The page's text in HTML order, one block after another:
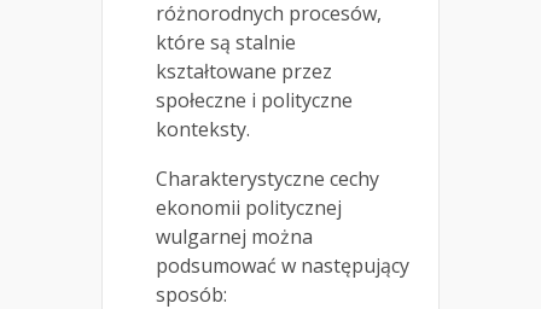
różnorodnych procesów,
które są stalnie
kształtowane przez
społeczne i polityczne
konteksty.
Charakterystyczne cechy
ekonomii politycznej
wulgarnej można
podsumować w następujący
sposób: